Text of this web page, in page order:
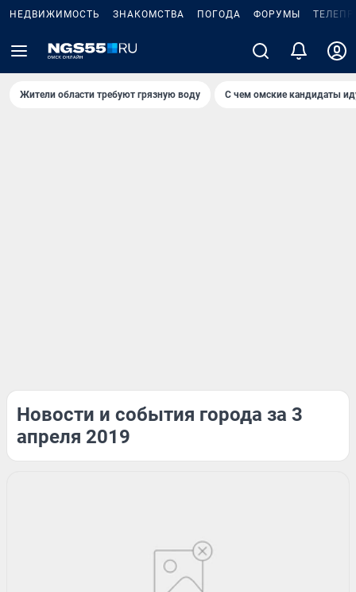
НЕДВИЖИМОСТЬ ЗНАКОМСТВА ПОГОДА ФОРУМЫ
Жители области требуют грязную воду С чем омские кандидаты
Новости и события города за 3
апреля 2019